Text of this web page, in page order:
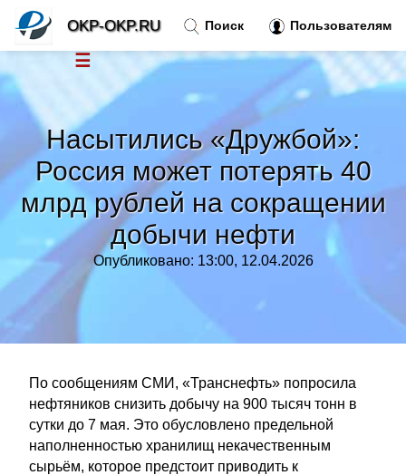
Насытились «Дружбой»:
Россия может потерять 40
млрд рублей на сокращении
добычи нефти
Опубликовано: 13:00, 12.04.2026
По сообщениям СМИ, «Транснефть» попросила
нефтяников снизить добычу на 900 тысяч тонн в
сутки до 7 мая. Это обусловлено предельной
наполненностью хранилищ некачественным
сырьём, которое предстоит приводить к
Поиск Пользователям
OKP-OKP.RU
☰
Тренды новостей»
Рубрики »
Правила »